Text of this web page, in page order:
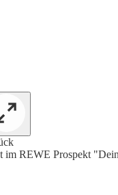
im REWE Prospekt